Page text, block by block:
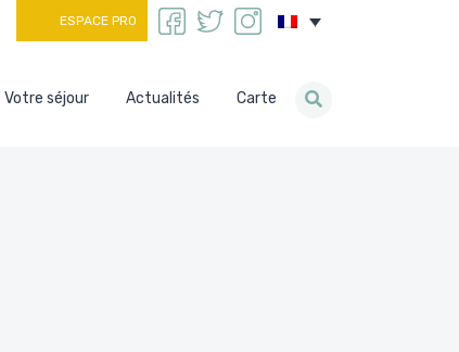
ESPACE PRO
Votre séjour Actualités Carte